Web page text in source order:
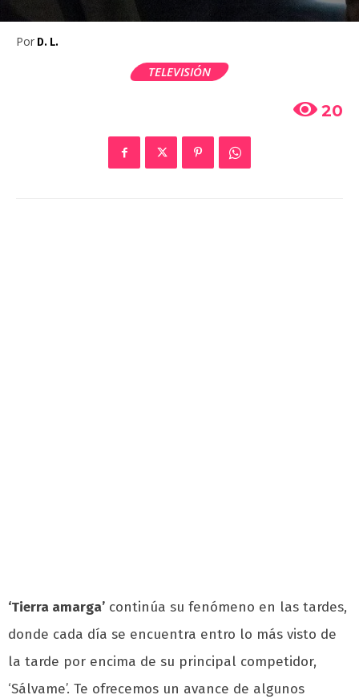
Por D. L.
TELEVISIÓN
20
‘Tierra amarga’ continúa su fenómeno en las tardes,
donde cada día se encuentra entro lo más visto de
la tarde por encima de su principal competidor,
‘Sálvame’. Te ofrecemos un avance de algunos